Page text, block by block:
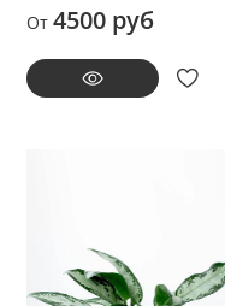
От 4500 руб